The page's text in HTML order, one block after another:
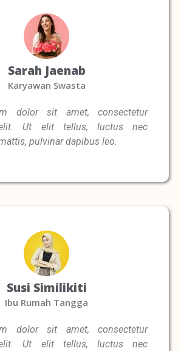
Sarah Jaenab
Karyawan Swasta
dolor sit amet, consectetur
Ut elit tellus, luctus nec
pulvinar dapibus leo.
Susi Similikiti
Ibu Rumah Tangga
dolor sit amet, consectetur
Ut elit tellus, luctus nec